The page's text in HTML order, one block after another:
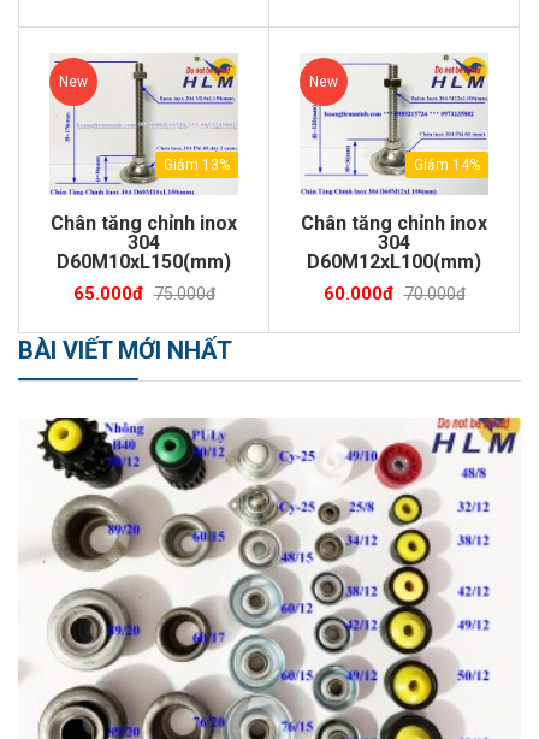
Giảm 13%
New
Chân tăng chỉnh inox
304
D60M10xL150(mm)
65.000đ 75.000đ
Giảm 14%
New
Chân tăng chỉnh inox
304
D60M12xL100(mm)
60.000đ 70.000đ
BÀI VIẾT MỚI NHẤT